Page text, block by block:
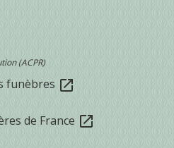
(ACPR)
funèbres open_in_new
de France open_in_new